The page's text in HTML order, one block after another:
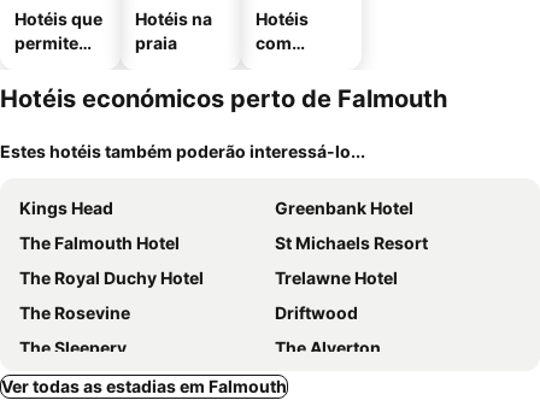
Hotéis que
permitem
Hotéis na
praia
Hotéis
com
mento
Hotéis económicos perto de Falmouth
Estes hotéis também poderão interessá-lo...
Kings Head
Greenbank Hotel
The Falmouth Hotel
St Michaels Resort
The Royal Duchy Hotel
Trelawne Hotel
The Rosevine
Driftwood
The Sleepery
The Alverton
The Old Inn
Ver todas as estadias em Falmouth